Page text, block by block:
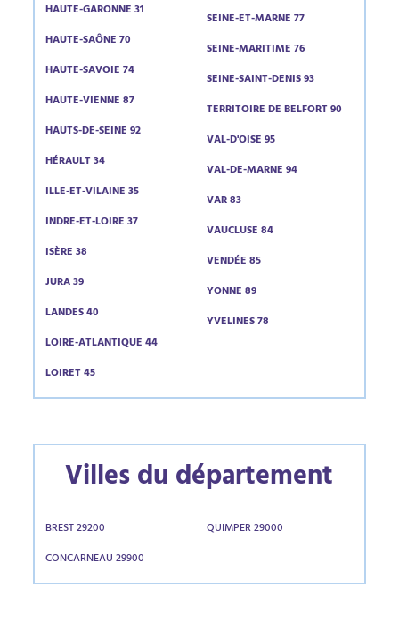
HAUTE-GARONNE 31
HAUTE-SAÔNE 70
HAUTE-SAVOIE 74
HAUTE-VIENNE 87
HAUTS-DE-SEINE 92
HÉRAULT 34
ILLE-ET-VILAINE 35
INDRE-ET-LOIRE 37
ISÈRE 38
JURA 39
LANDES 40
LOIRE-ATLANTIQUE 44
LOIRET 45
SEINE-ET-MARNE 77
SEINE-MARITIME 76
SEINE-SAINT-DENIS 93
TERRITOIRE DE BELFORT 90
VAL-D'OISE 95
VAL-DE-MARNE 94
VAR 83
VAUCLUSE 84
VENDÉE 85
YONNE 89
YVELINES 78
Villes du département
BREST 29200
CONCARNEAU 29900
QUIMPER 29000